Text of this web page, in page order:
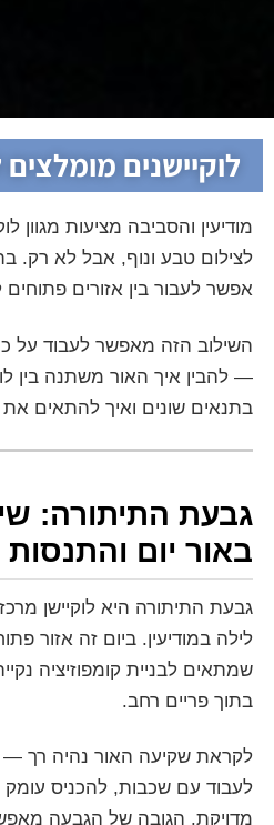
לוקיישנים מומלצים
מודיעין והסביבה מציעות מגוון
לצילום טבע ונוף, אבל לא רק.
אפשר לעבור בין אזורים פתוחים
השילוב הזה מאפשר לעבוד על
— להבין איך האור משתנה בין
בתנאים שונים ואיך להתאים
גבעת התיתורה:
באור יום והתנסות
גבעת התיתורה היא לוקיישן
לילה במודיעין. ביום זה אזור
שמתאים לבניית קומפוזיציה
בתוך פריים רחב.
לקראת שקיעה האור נהיה רך —
לעבוד עם שכבות, להכניס עומק
מדויקת. הגובה של הגבעה